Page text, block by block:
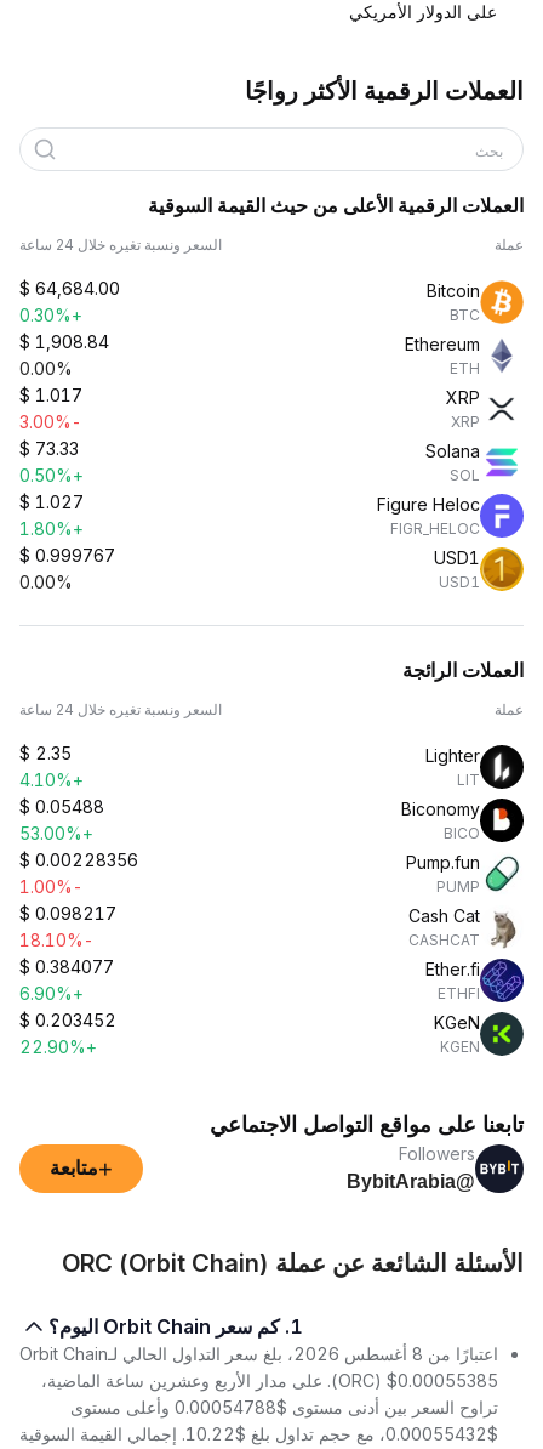
على الدولار الأمريكي
العملات الرقمية الأكثر رواجًا
بحث
العملات الرقمية الأعلى من حيث القيمة السوقية
عملة السعر ونسبة تغيره خلال 24 ساعة
Bitcoin
BTC
$ 64,684.00
+0.30%
Ethereum
ETH
$ 1,908.84
0.00%
XRP
XRP
$ 1.017
-3.00%
Solana
SOL
$ 73.33
+0.50%
Figure Heloc
FIGR_HELOC
$ 1.027
+1.80%
USD1
USD1
$ 0.999767
0.00%
العملات الرائجة
عملة السعر ونسبة تغيره خلال 24 ساعة
Lighter
LIT
$ 2.35
+4.10%
Biconomy
BICO
$ 0.05488
+53.00%
Pump.fun
PUMP
$ 0.00228356
-1.00%
Cash Cat
CASHCAT
$ 0.098217
-18.10%
Ether.fi
ETHFI
$ 0.384077
+6.90%
KGeN
KGEN
$ 0.203452
+22.90%
تابعنا على مواقع التواصل الاجتماعي
Followers
@BybitArabia
+متابعة
الأسئلة الشائعة عن عملة ORC (Orbit Chain)
1. كم سعر Orbit Chain اليوم؟
اعتبارًا من 8 أغسطس 2026، بلغ سعر التداول الحالي لـOrbit Chain
(ORC) $0.00055385. على مدار الأربع وعشرين ساعة الماضية،
تراوح السعر بين أدنى مستوى $0.00054788 وأعلى مستوى
$0.00055432، مع حجم تداول بلغ $10.22. إجمالي القيمة السوقية